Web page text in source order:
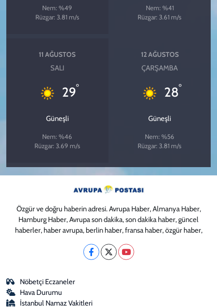
Nem: %49
Rüzgar: 3.81 m/s
Nem: %41
Rüzgar: 3.61 m/s
11 AĞUSTOS
SALI
29°
Güneşli
Nem: %46
Rüzgar: 3.69 m/s
12 AĞUSTOS
ÇARŞAMBA
28°
Güneşli
Nem: %56
Rüzgar: 3.81 m/s
Özgür ve doğru haberin adresi. Avrupa Haber, Almanya Haber,
Hamburg Haber, Avrupa son dakika, son dakika haber, güncel
haberler, haber avrupa, berlin haber, fransa haber, özgür haber,
Nöbetçi Eczaneler
Hava Durumu
İstanbul Namaz Vakitleri